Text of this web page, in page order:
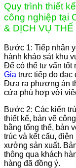
Quy trình thiết
công nghiệp tại
& DỊCH VỤ THẾ
Bước 1: Tiếp nhận
hành khảo sát khu
Để có thể tư vấn tốt
Gia trực tiếp đo đạc
Đưa ra phương án
cửa phù hợp với
Bước 2: Các kiến
thiết kế, bản vẽ
bằng tổng thể, bản
trúc và kết cấu,
xưởng sản xuất.
thông qua khách
hàng đã đồng ý.